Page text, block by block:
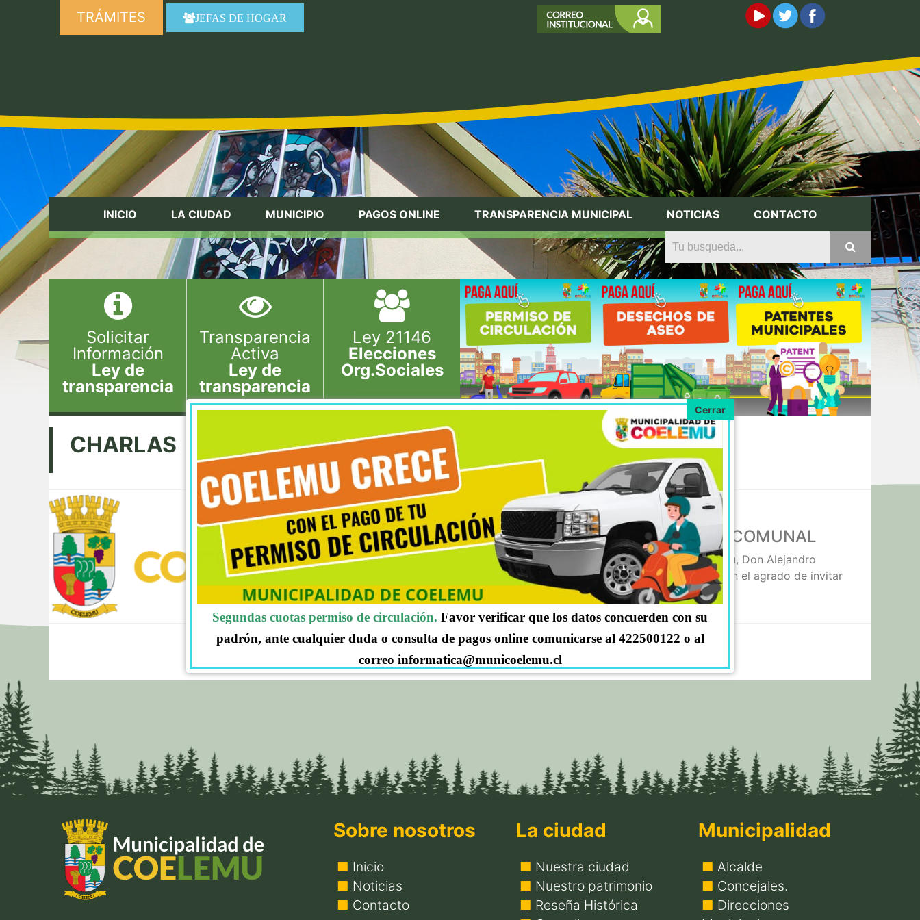
TRÁMITES JEFAS DE HOGAR
INICIO LA CIUDAD MUNICIPIO PAGOS ONLINE TRANSPARENCIA MUNICIPAL NOTICIAS CONTACTO
Solicitar
Información
Ley de
transparencia
Transparencia
Activa
Ley de
transparencia
Ley 21146
Elecciones
Org.Sociales
CHARLAS
LUNES 08, ENERO, 2018 NOTICIAS
CICLO DE CHARLAS DE FOMENTO DEL TURISMO COMUNAL
Por medio de la presente, el Alcalde de la Ilustre Municipalidad de Coelemu, Don Alejandro
Pedreros Urrutia, en conjunto con el Nodo Enoturístico de Guarilihue, tienen el agrado de invitar
… Ir al artículo.
Sobre nosotros
Inicio
Noticias
Contacto
La ciudad
Nuestra ciudad
Nuestro patrimonio
Reseña Histórica
Municipalidad
Alcalde
Concejales.
Direcciones
Segundas cuotas permiso de circulación. Favor verificar que los datos concuerden con su
padrón, ante cualquier duda o consulta de pagos online comunicarse al 422500122 o al
correo informatica@municoelemu.cl